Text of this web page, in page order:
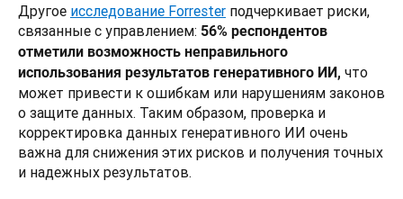
Другое исследование Forrester подчеркивает риски,
связанные с управлением: 56% респондентов
отметили возможность неправильного
использования результатов генеративного ИИ, что
может привести к ошибкам или нарушениям законов
о защите данных. Таким образом, проверка и
корректировка данных генеративного ИИ очень
важна для снижения этих рисков и получения точных
и надежных результатов.